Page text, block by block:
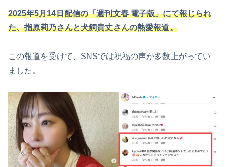
2025年5月14日配信の「週刊文春 電子版」にて報じられ
た、指原莉乃さんと犬飼貴丈さんの熱愛報道。
この報道を受けて、SNSでは祝福の声が多数上がってい
ました。